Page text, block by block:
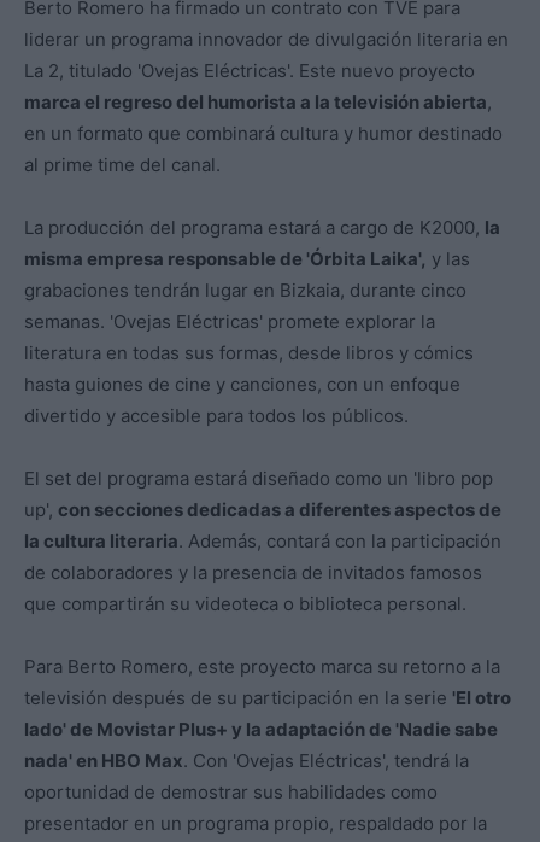
Berto Romero ha firmado un contrato con TVE para
liderar un programa innovador de divulgación literaria en
La 2, titulado 'Ovejas Eléctricas'. Este nuevo proyecto
marca el regreso del humorista a la televisión abierta,
en un formato que combinará cultura y humor destinado
al prime time del canal.
La producción del programa estará a cargo de K2000, la
misma empresa responsable de 'Órbita Laika', y las
grabaciones tendrán lugar en Bizkaia, durante cinco
semanas. 'Ovejas Eléctricas' promete explorar la
literatura en todas sus formas, desde libros y cómics
hasta guiones de cine y canciones, con un enfoque
divertido y accesible para todos los públicos.
El set del programa estará diseñado como un 'libro pop
up', con secciones dedicadas a diferentes aspectos de
la cultura literaria. Además, contará con la participación
de colaboradores y la presencia de invitados famosos
que compartirán su videoteca o biblioteca personal.
Para Berto Romero, este proyecto marca su retorno a la
televisión después de su participación en la serie 'El otro
lado' de Movistar Plus+ y la adaptación de 'Nadie sabe
nada' en HBO Max. Con 'Ovejas Eléctricas', tendrá la
oportunidad de demostrar sus habilidades como
presentador en un programa propio, respaldado por la